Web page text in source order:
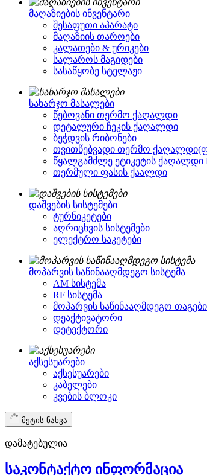
მაღაზიების ინვენტარი
შესაფუთი აპარატი
მაღაზიის თაროები
კალათები & ურიკები
სალაროს მაგიდები
სასაწყობე სტელაჟი
სახარჯო მასალები
წებოვანი თერმო ქაღალდი
დეტალური ჩეკის ქაღალდი
ბეჭდვის რიბონები
თვითწებვადი თერმო
წყალგამძლე ეტიკეტის ქაღალდი
თერმული ფასის ქაალდი
დაშვების სისტემები
ტურნიკეტები
აღრიცხვის სისტემები
ელექტრო საკეტები
მოპარვის საწინააღმდეგო სისტემა
AM სისტემა
RF სისტემა
მოპარვის საწინააღმდეგო თაგები
დეაქტივატორი
დეტექტორი
აქსესუარები
აქსესუარები
კაბელები
კვების ბლოკი
მეტის ნახვა
დამატებულია
საკონტაქტო ინფორმაცია